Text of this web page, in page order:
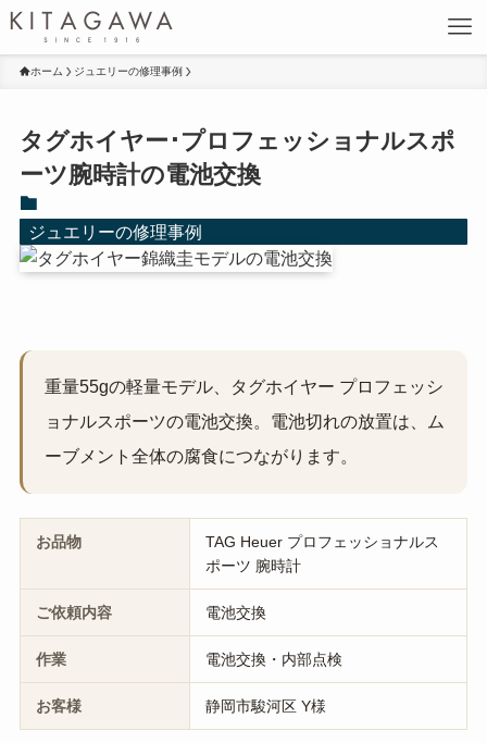
ホーム ジュエリーの修理事例
タグホイヤー･プロフェッショナルスポ
ーツ腕時計の電池交換
ジュエリーの修理事例
重量55gの軽量モデル、タグホイヤー プロフェッシ
ョナルスポーツの電池交換。電池切れの放置は、ム
ーブメント全体の腐食につながります。
お品物
TAG Heuer プロフェッショナルス
ポーツ 腕時計
ご依頼内容 電池交換
作業 電池交換・内部点検
お客様 静岡市駿河区 Y様